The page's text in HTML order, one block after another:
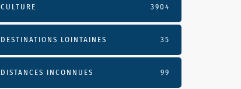
CULTURE 3904
DESTINATIONS LOINTAINES 35
DISTANCES INCONNUES 99